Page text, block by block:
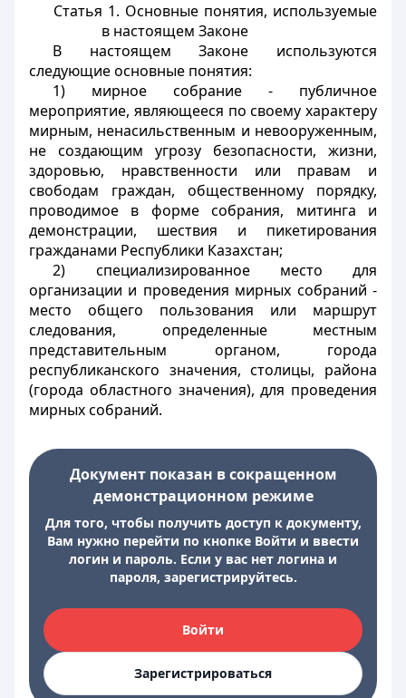
Статья 1. Основные понятия, используемые
в настоящем Законе
В настоящем Законе используются
следующие основные понятия:
1) мирное собрание - публичное
мероприятие, являющееся по своему характеру
мирным, ненасильственным и невооруженным,
не создающим угрозу безопасности, жизни,
здоровью, нравственности или правам и
свободам граждан, общественному порядку,
проводимое в форме собрания, митинга и
демонстрации, шествия и пикетирования
гражданами Республики Казахстан;
2) специализированное место для
организации и проведения мирных собраний -
место общего пользования или маршрут
следования, определенные местным
представительным органом, города
республиканского значения, столицы, района
(города областного значения), для проведения
мирных собраний.
Документ показан в сокращенном
демонстрационном режиме
Для того, чтобы получить доступ к документу,
Вам нужно перейти по кнопке Войти и ввести
логин и пароль. Если у вас нет логина и
пароля, зарегистрируйтесь.
Войти
Зарегистрироваться